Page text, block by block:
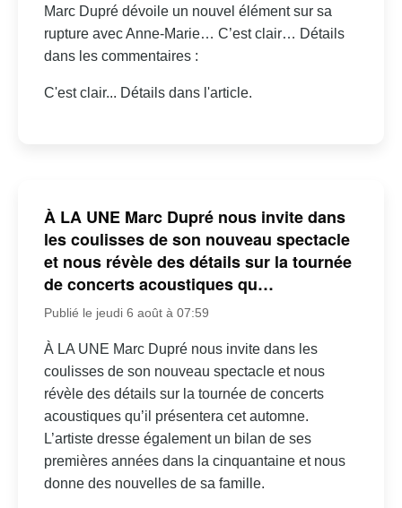
Marc Dupré dévoile un nouvel élément sur sa
rupture avec Anne-Marie… C’est clair… Détails
dans les commentaires :
C'est clair... Détails dans l'article.
À LA UNE Marc Dupré nous invite dans
les coulisses de son nouveau spectacle
et nous révèle des détails sur la tournée
de concerts acoustiques qu…
Publié le jeudi 6 août à 07:59
À LA UNE Marc Dupré nous invite dans les
coulisses de son nouveau spectacle et nous
révèle des détails sur la tournée de concerts
acoustiques qu’il présentera cet automne.
L’artiste dresse également un bilan de ses
premières années dans la cinquantaine et nous
donne des nouvelles de sa famille.